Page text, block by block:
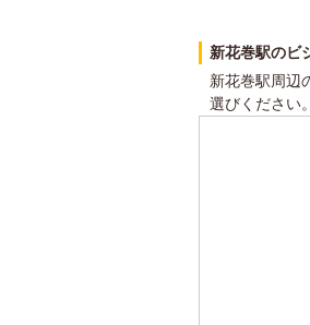
新花巻駅のビ
新花巻駅周辺
選びください。